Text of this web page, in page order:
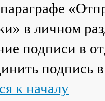
в личном
подписи в
подпись
к началу